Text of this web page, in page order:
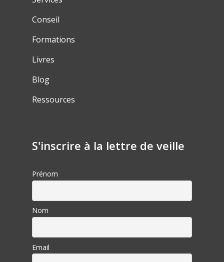
Conseil
Formations
Livres
Blog
Ressources
S'inscrire à la lettre de veille
Prénom
Nom
Email